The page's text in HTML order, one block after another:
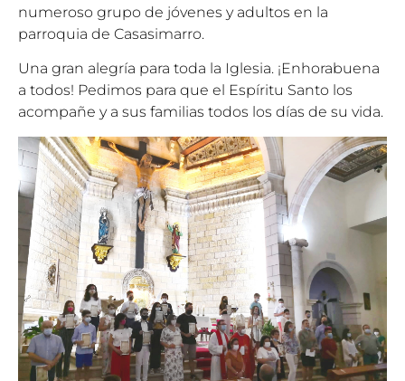
numeroso grupo de jóvenes y adultos en la
parroquia de Casasimarro.
Una gran alegría para toda la Iglesia. ¡Enhorabuena
a todos! Pedimos para que el Espíritu Santo los
acompañe y a sus familias todos los días de su vida.